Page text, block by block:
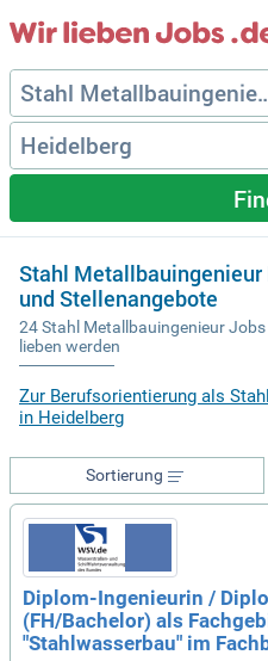
Stahl
und Stellenangebote
24 Stahl Metallbauingenieur Jobs
lieben werden
Zur Berufsorientierung als
in Heidelberg
Sortierung
Diplom-Ingenieurin /
(FH/Bachelor) als
"Stahlwasserbau" im